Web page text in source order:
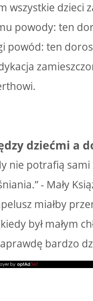
wszystkie dzieci
powody: ten
powód: ten
dziećmi a
nie potrafią
- Mały
miałby
był małym
bardzo